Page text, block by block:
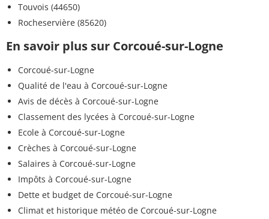
Touvois (44650)
Rocheservière (85620)
En savoir plus sur Corcoué-sur-Logne
Corcoué-sur-Logne
Qualité de l'eau à Corcoué-sur-Logne
Avis de décès à Corcoué-sur-Logne
Classement des lycées à Corcoué-sur-Logne
Ecole à Corcoué-sur-Logne
Crèches à Corcoué-sur-Logne
Salaires à Corcoué-sur-Logne
Impôts à Corcoué-sur-Logne
Dette et budget de Corcoué-sur-Logne
Climat et historique météo de Corcoué-sur-Logne